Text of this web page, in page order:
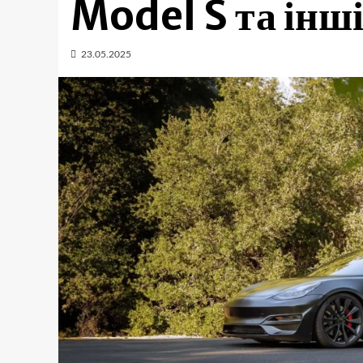
Model S та інші
23.05.2025